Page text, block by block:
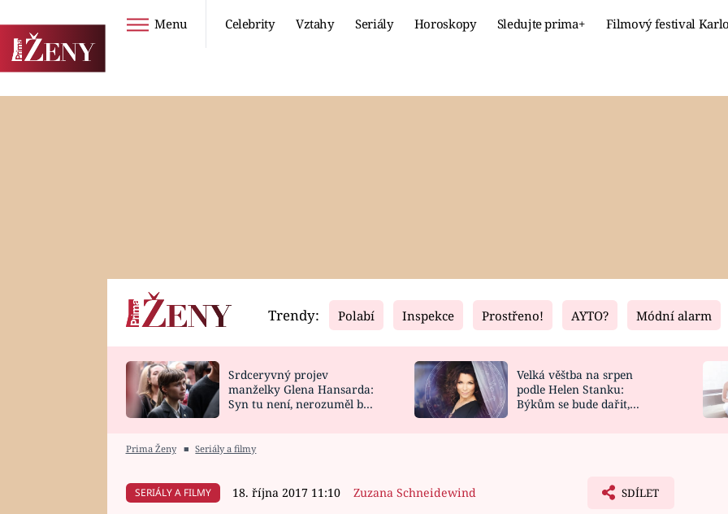
Menu Celebrity Vztahy Seriály Horoskopy Sledujte prima+ Filmový festival
Horoskopy
HOROSKOP NA
Video
CELEBRITY
VAŘENÍ
Fresh
NOVINKY
VIDEORECEPTY
Living
DESIGN
Trendy: Polabí Inspekce Prostřeno! AYTO? Módní alarm
Srdceryvný projev
manželky Glena Hansarda:
Syn tu není, nerozuměl by
Velká věštba na srpen
podle Helen Stanku:
Býkům se bude dařit,
Prima Ženy ■ Seriály a filmy
SERIÁLY A FILMY 18. října 2017 11:10 Zuzana Schneidewind SDÍLET